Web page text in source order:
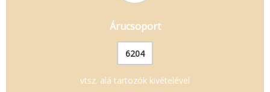
Árucsoport
6204
vtsz. alá tartozók kivételével